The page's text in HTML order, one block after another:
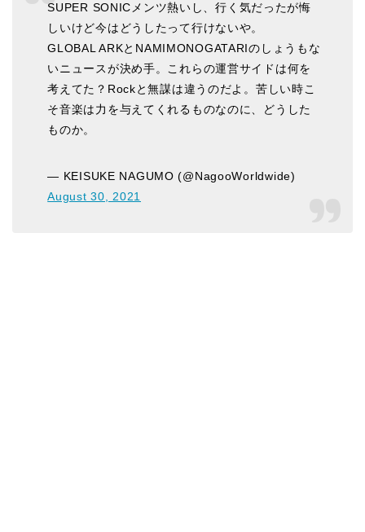
SUPER SONICメンツ熱いし、行く気だったが悔
しいけど今はどうしたって行けないや。
GLOBAL ARKとNAMIMONOGATARIのしょうもな
いニュースが決め手。これらの運営サイドは何を
考えてた？Rockと無謀は違うのだよ。苦しい時こ
そ音楽は力を与えてくれるものなのに、どうした
ものか。
— KEISUKE NAGUMO (@NagooWorldwide)
August 30, 2021